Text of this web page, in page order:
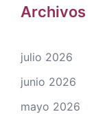
Archivos
julio 2026
junio 2026
mayo 2026